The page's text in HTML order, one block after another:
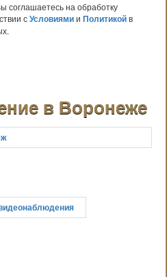
соглашаетесь на обработку
сУсловиямии Политикойв
в Воронеже